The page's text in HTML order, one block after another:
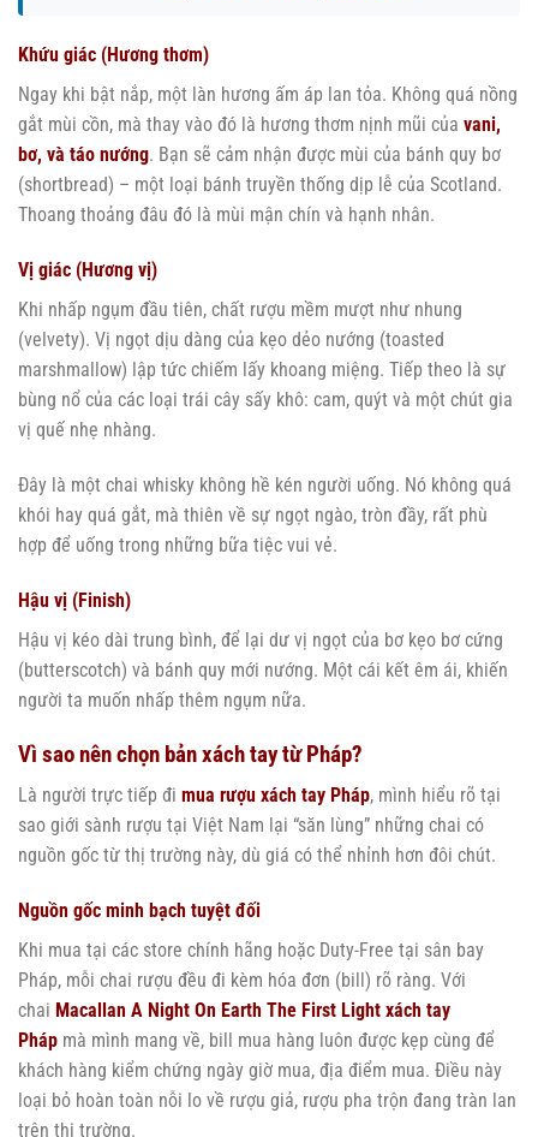
Khứu giác (Hương thơm)
Ngay khi bật nắp, một làn hương ấm áp lan tỏa. Không quá nồng
gắt mùi cồn, mà thay vào đó là hương thơm nịnh mũi của vani,
bơ, và táo nướng. Bạn sẽ cảm nhận được mùi của bánh quy bơ
(shortbread) – một loại bánh truyền thống dịp lễ của Scotland.
Thoang thoảng đâu đó là mùi mận chín và hạnh nhân.
Vị giác (Hương vị)
Khi nhấp ngụm đầu tiên, chất rượu mềm mượt như nhung
(velvety). Vị ngọt dịu dàng của kẹo dẻo nướng (toasted
marshmallow) lập tức chiếm lấy khoang miệng. Tiếp theo là sự
bùng nổ của các loại trái cây sấy khô: cam, quýt và một chút gia
vị quế nhẹ nhàng.
Đây là một chai whisky không hề kén người uống. Nó không quá
khói hay quá gắt, mà thiên về sự ngọt ngào, tròn đầy, rất phù
hợp để uống trong những bữa tiệc vui vẻ.
Hậu vị (Finish)
Hậu vị kéo dài trung bình, để lại dư vị ngọt của bơ kẹo bơ cứng
(butterscotch) và bánh quy mới nướng. Một cái kết êm ái, khiến
người ta muốn nhấp thêm ngụm nữa.
Vì sao nên chọn bản xách tay từ Pháp?
Là người trực tiếp đi mua rượu xách tay Pháp, mình hiểu rõ tại
sao giới sành rượu tại Việt Nam lại “săn lùng” những chai có
nguồn gốc từ thị trường này, dù giá có thể nhỉnh hơn đôi chút.
Nguồn gốc minh bạch tuyệt đối
Khi mua tại các store chính hãng hoặc Duty-Free tại sân bay
Pháp, mỗi chai rượu đều đi kèm hóa đơn (bill) rõ ràng. Với
chai Macallan A Night On Earth The First Light xách tay
Pháp mà mình mang về, bill mua hàng luôn được kẹp cùng để
khách hàng kiểm chứng ngày giờ mua, địa điểm mua. Điều này
loại bỏ hoàn toàn nỗi lo về rượu giả, rượu pha trộn đang tràn lan
trên thị trường.